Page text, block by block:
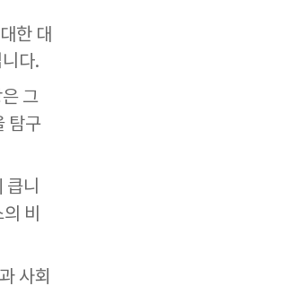
한 대
다.
그
탐구
니
비
사회